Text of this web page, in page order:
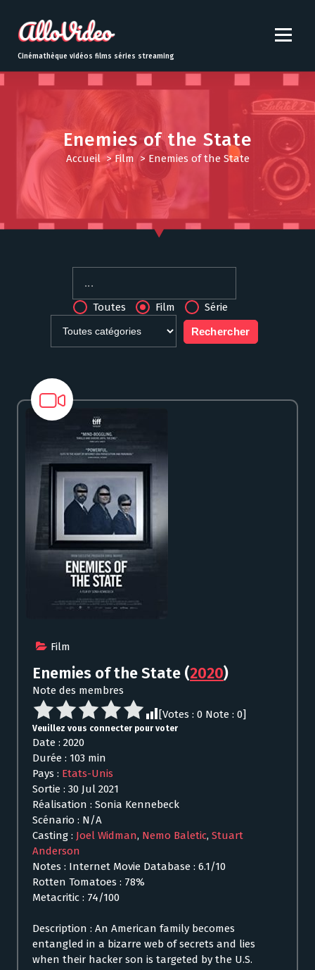
t
o
Cinémathèque vidéos films séries streaming
Enemies of the State
Accueil>Film > Enemies of the State
Toutes Film Série
Film
Enemies of the State (2020)
Note des membres
[Votes : 0 Note : 0]
Veuillez vous connecter pour voter
Date : 2020
Durée : 103 min
Pays : Etats-Unis
Sortie : 30 Jul 2021
Réalisation : Sonia Kennebeck
Scénario : N/A
Casting : Joel Widman, Nemo Baletic, Stuart
Anderson
Notes : Internet Movie Database : 6.1/10
Rotten Tomatoes : 78%
Metacritic : 74/100
Description : An American family becomes
entangled in a bizarre web of secrets and lies
when their hacker son is targeted by the U.S.